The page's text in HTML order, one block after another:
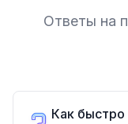
Ответы на
Как